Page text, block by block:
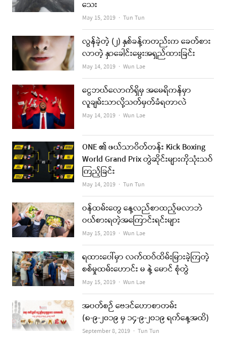
သေး
May 15, 2019 Author
Tun Tun
လွန်ခဲ့တဲ့ (၂) နှစ်ခန့်ကတည်းက ခေတ်စား
လာတဲ့ နှာခေါင်းမွေးအရှည်ထားခြင်း
May 14, 2019 Author
Wun Lae
ငွေဘယ်လောက်ရှိမှ အမေရိကန်မှာ
လူချမ်းသာလို့သတ်မှတ်ခံရတာလဲ
May 14, 2019 Author
Wun Lae
ONE ၏ ဖယ်သာဝိတ်တန်း Kick Boxing
World Grand Prix တွဲဆိုင်းများကိုသုံးသပ်
ကြည့်ခြင်း
May 14, 2019 Author
Tun Tun
ဝန်ထမ်းတွေ နေ့လည်စာထည့်မလာဘဲ
ဝယ်စားရတဲ့အကြောင်းရင်းများ
May 15, 2019 Author
Wun Lae
ရထားပေါ်မှာ လက်ထပ်ထိမ်းမြားခဲ့ကြတဲ့
စစ်မှုထမ်းဟောင်း မ နဲ့ မောင် စုံတွဲ
May 15, 2019 Author
Wun Lae
အပတ်စဉ် ဗေဒင်ဟောစာတမ်း
(၈-၉-၂၀၁၉ မှ ၁၄-၉-၂၀၁၉ ရက်နေ့အထိ)
September 8, 2019 Author
Tun Tun